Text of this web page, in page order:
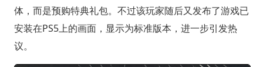
体，而是预购特典礼包。不过该玩家随后又发布了游戏已
安装在PS5上的画面，显示为标准版本，进一步引发热
议。